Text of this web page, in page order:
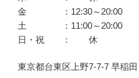
金 ：12:30～20:00
土 ：11:00～20:00
日・祝 ： 休
東京都台東区上野7-7-7 早稲